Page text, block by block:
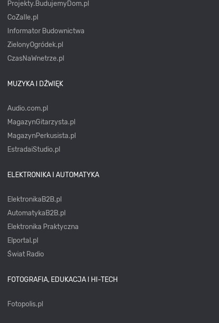
Projekty.BudujemyDom.pl
CoZaIle.pl
Informator Budownictwa
ZielonyOgródek.pl
CzasNaWnetrze.pl
MUZYKA I DŹWIĘK
Audio.com.pl
MagazynGitarzysta.pl
MagazynPerkusista.pl
EstradaiStudio.pl
ELEKTRONIKA I AUTOMATYKA
ElektronikaB2B.pl
AutomatykaB2B.pl
Elektronika Praktyczna
Elportal.pl
Świat Radio
FOTOGRAFIA, EDUKACJA I HI-TECH
Fotopolis.pl